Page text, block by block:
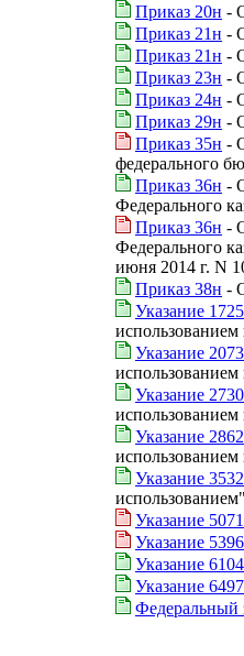
Приказ 20н -
Приказ 21н -
Приказ 21н -
Приказ 23н -
Приказ 24н -
Приказ 29н -
Приказ 35н -
федерального
Приказ 36н -
Федерального
Приказ 36н -
Федерального
июня 2014 г. N
Приказ 38н -
Указание
Указание
Указание
Указание
Указание
использованием"
Указание
Указание
Указание
Указание
Федеральный